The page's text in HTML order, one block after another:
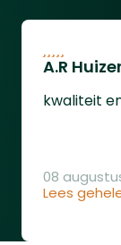
A.R
kwaliteit
Lees
08